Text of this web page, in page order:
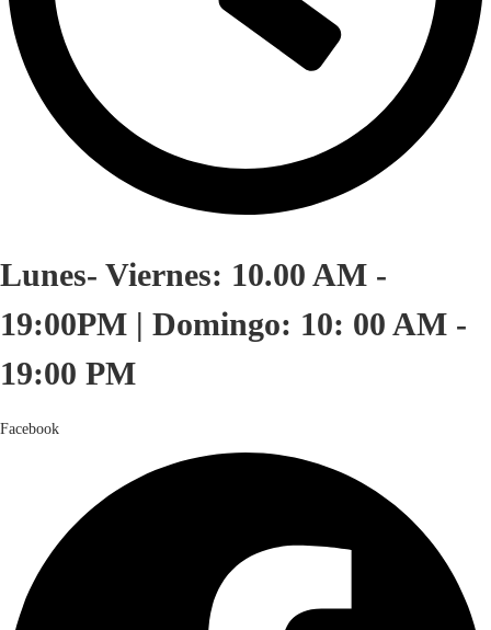
Lunes- Viernes: 10.00 AM -
19:00PM | Domingo: 10: 00 AM -
19:00 PM
Facebook